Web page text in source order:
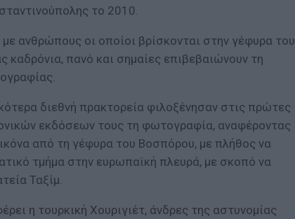
το 2010.
με ανθρώπους οι οποίοι βρίσκονται στην γέφυρα του
πανό και σημαίες επιβεβαιώνουν τη
διεθνή πρακτορεία φιλοξένησαν στις πρώτες
εκδόσεων τους τη φωτογραφία, αναφέροντας
από τη γέφυρα του Βοσπόρου, με πλήθος να
τμήμα στην ευρωπαϊκή πλευρά, με σκοπό να
Ταξίμ.
η τουρκική Χουριγιέτ, άνδρες της αστυνομίας